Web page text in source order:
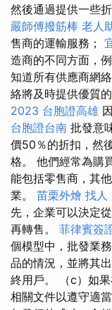
然後通過提供一些
嚴師傅撥筋棒 老人
售商的運輸服務；
造商的不同方面，
知道所有供應商網
絡將及時提供優質
2023 台胞證高雄
台胞證台南 批發意
價50％的折扣，然
格。 他們經常為購
能包括零售商，其
業。 苗栗外燴 找人
先，企業可以決定
再轉售。 菲律賓簽
個模型中，批發業
品的情況，並將其
終用戶。 （c）如
相關文件以遵守適